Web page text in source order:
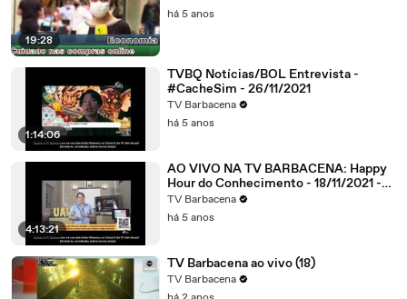
19:28
há 5 anos
1:14:06
TVBQ Notícias/BOL Entrevista -
#CacheSim - 26/11/2021
TV Barbacena
há 5 anos
4:13:21
AO VIVO NA TV BARBACENA: Happy
Hour do Conhecimento - 18/11/2021 -
#LigueNo2
TV Barbacena
há 5 anos
TV Barbacena ao vivo (18)
TV Barbacena